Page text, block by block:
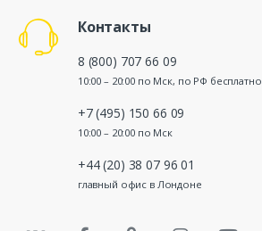
Контакты
8 (800) 707 66 09
10:00 – 20:00 по Мск, по РФ бесплатно
+7 (495) 150 66 09
10:00 – 20:00 по Мск
+44 (20) 38 07 96 01
главный офис в Лондоне